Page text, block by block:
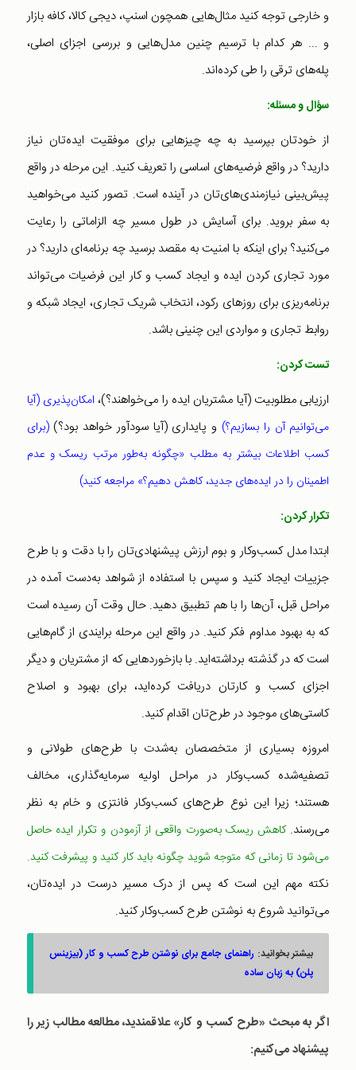
و خارجی توجه کنید مثال‌هایی همچون اسنپ، دیجی کالا، کافه بازار
و ... هر کدام با ترسیم چنین مدل‌هایی و بررسی اجزای اصلی،
پله‌های ترقی را طی کرده‌اند.
سؤال و مسئله:‌
از خودتان بپرسید به چه چیزهایی برای موفقیت ایده‌تان نیاز
دارید؟ در واقع فرضیه‌های اساسی را تعریف کنید. این مرحله در واقع
پیش‌بینی نیازمندی‌های‌تان در آینده است. تصور کنید می‌خواهید
به سفر بروید. برای آسایش در طول مسیر چه الزاماتی را رعایت
می‌کنید؟ برای اینکه با امنیت به مقصد برسید چه برنامه‌ای دارید؟ در
مورد تجاری کردن ایده و ایجاد کسب و کار این فرضیات می‌تواند
برنامه‌ریزی برای روزهای رکود، انتخاب شریک تجاری، ایجاد شبکه و
روابط تجاری و مواردی این چنینی باشد.
تست کردن:
ارزیابی مطلوبیت (آیا مشتریان ایده را می‌خواهند؟)، امکان‌پذیری (آیا
می‌توانیم آن را بسازیم؟) و پایداری (آیا سودآور خواهد بود؟)(برای
کسب اطلاعات بیشتر به مطلب «چگونه به‌طور مرتب ریسک و عدم
اطمینان را در ایده‌های جدید، کاهش دهیم؟» مراجعه کنید)‌
تکرار کردن:
ابتدا مدل کسب‌وکار و بوم ارزش پیشنهادی‌تان را با دقت و با طرح
جزییات ایجاد کنید و سپس با استفاده از شواهد به‌دست آمده در
مراحل قبل، آن‌ها را با هم تطبیق دهید. حال وقت آن رسیده است
که به بهبود مداوم فکر کنید. در واقع این مرحله برایندی از گام‌هایی
است که در گذشته برداشته‌اید. با بازخوردهایی که از مشتریان و دیگر
اجزای کسب و کارتان دریافت کرده‌اید، برای بهبود و اصلاح
کاستی‌های موجود در طرح‌تان اقدام کنید.
امروزه بسیاری از متخصصان به‌شدت با طرح‌های طولانی و
تصفیه‌شده کسب‌وکار در مراحل اولیه سرمایه‌گذاری، مخالف
هستند؛ زیرا این نوع طرح‌های کسب‌وکار فانتزی و خام به نظر
می‌رسند.کاهش ریسک به‌صورت واقعی از آزمودن و تکرار ایده حاصل
می‌شود تا زمانی که متوجه شوید چگونه باید کار کنید و پیشرفت کنید.
نکته مهم این است که پس از درک مسیر درست در ایده‌تان،
می‌توانید شروع به نوشتن طرح کسب‌وکار کنید.
بیشتر بخوانید: راهنمای جامع برای نوشتن طرح کسب و کار (بیزینس
پلن) به زبان ساده
اگر به مبحث «طرح کسب و کار» علاقمندید،‌ مطالعه مطالب زیر را
پیشنهاد می‌کنیم: